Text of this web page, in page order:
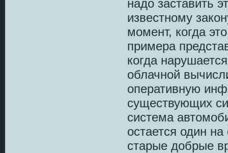
надо заставить
известному
момент, когда
примера
когда
облачной
оперативную
существующих
система
остается один
старые добрые